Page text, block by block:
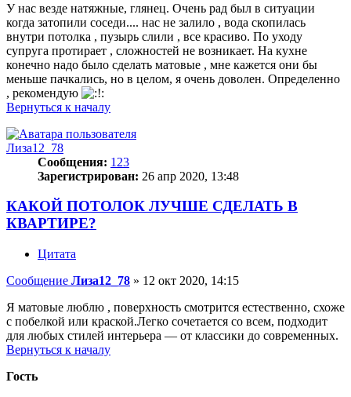
У нас везде натяжные, глянец. Очень рад был в ситуации
когда затопили соседи.... нас не залило , вода скопилась
внутри потолка , пузырь слили , все красиво. По уходу
супруга протирает , сложностей не возникает. На кухне
конечно надо было сделать матовые , мне кажется они бы
меньше пачкались, но в целом, я очень доволен. Определенно
, рекомендую
Вернуться к началу
Лиза12_78
Сообщения: 123
Зарегистрирован: 26 апр 2020, 13:48
КАКОЙ ПОТОЛОК ЛУЧШЕ СДЕЛАТЬ В
КВАРТИРЕ?
Цитата
Сообщение Лиза12_78 » 12 окт 2020, 14:15
Я матовые люблю , поверхность смотрится естественно, схоже
с побелкой или краской.Легко сочетается со всем, подходит
для любых стилей интерьера — от классики до современных.
Вернуться к началу
Гость